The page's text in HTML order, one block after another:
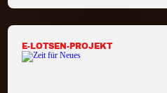
E-LOTSEN-PROJEKT